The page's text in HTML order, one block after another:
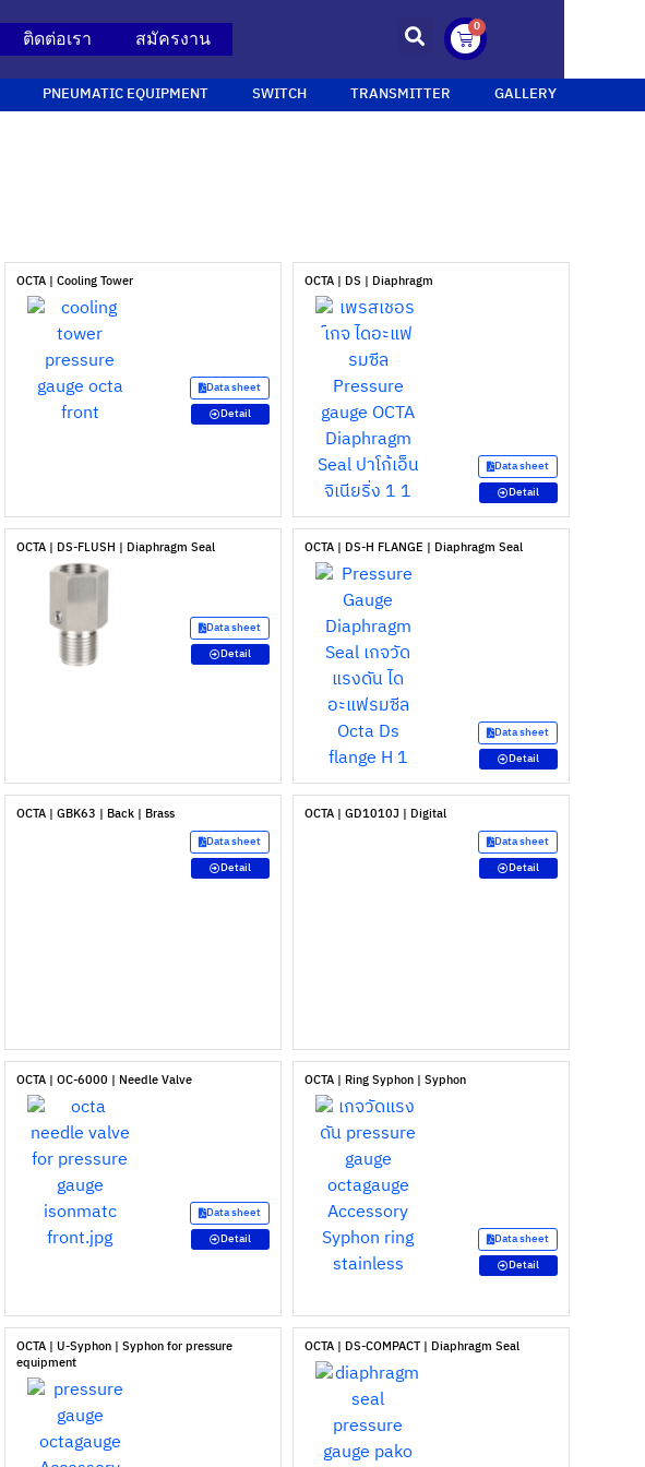
ติดต่อเรา สมัครงาน
0
PNEUMATIC EQUIPMENT SWITCH TRANSMITTER GALLERY
OCTA | Cooling Tower
Data sheet
Detail
OCTA | DS | Diaphragm
Data sheet
Detail
OCTA | DS-FLUSH | Diaphragm Seal
Data sheet
Detail
OCTA | DS-H FLANGE | Diaphragm Seal
Data sheet
Detail
OCTA | GBK63 | Back | Brass
Data sheet
Detail
OCTA | GD1010J | Digital
Data sheet
Detail
OCTA | OC-6000 | Needle Valve
Data sheet
Detail
OCTA | Ring Syphon | Syphon
Data sheet
Detail
OCTA | U-Syphon | Syphon for pressure
equipment
OCTA | DS-COMPACT | Diaphragm Seal